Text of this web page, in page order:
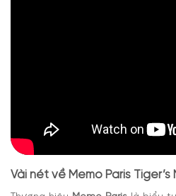
Vài nét về Memo Paris Tiger’s